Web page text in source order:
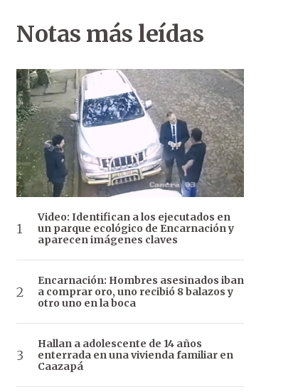
Notas más leídas
Video: Identifican a los ejecutados en
un parque ecológico de Encarnación y
aparecen imágenes claves
Encarnación: Hombres asesinados iban
a comprar oro, uno recibió 8 balazos y
otro uno en la boca
Hallan a adolescente de 14 años
enterrada en una vivienda familiar en
Caazapá